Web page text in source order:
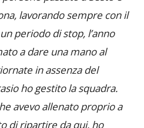
sono passato a Sesto e
lavorando sempre con il
periodo di stop, l’anno
in assenza del
ho gestito la squadra.
avevo allenato proprio a